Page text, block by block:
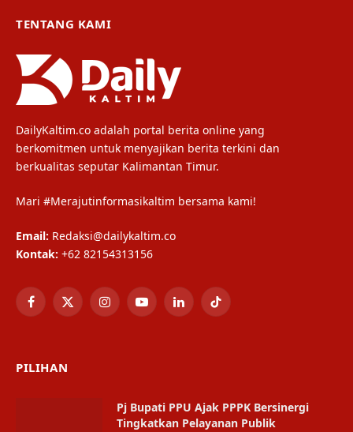
TENTANG KAMI
DailyKaltim.co adalah portal berita online yang
berkomitmen untuk menyajikan berita terkini dan
berkualitas seputar Kalimantan Timur.
Mari #Merajutinformasikaltim bersama kami!
Email: Redaksi@dailykaltim.co
Kontak: +62 82154313156
Facebook
X
InstagramYouTubeLinkedInTikTok
PILIHAN
Pj Bupati PPU Ajak PPPK Bersinergi
Tingkatkan Pelayanan Publik